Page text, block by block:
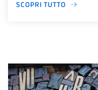
SCOPRI TUTTO